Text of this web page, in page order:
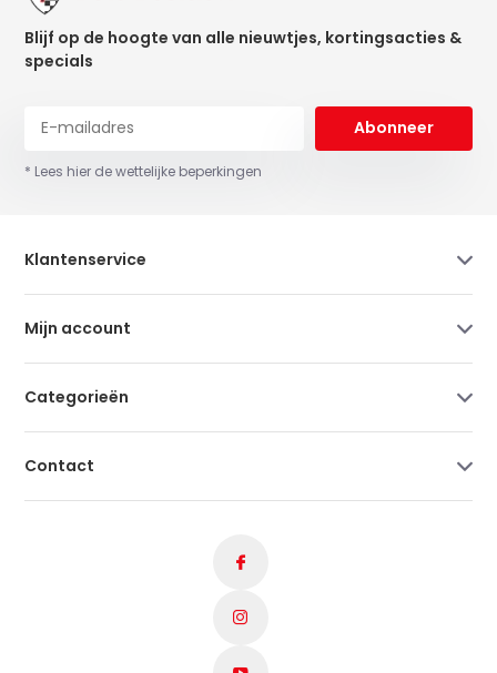
Blijf op de hoogte van alle nieuwtjes, kortingsacties &
specials
Abonneer
* Lees hier de wettelijke beperkingen
Klantenservice
Mijn account
Categorieën
Contact